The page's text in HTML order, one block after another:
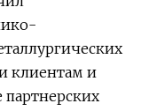
клиентам и
партнерских